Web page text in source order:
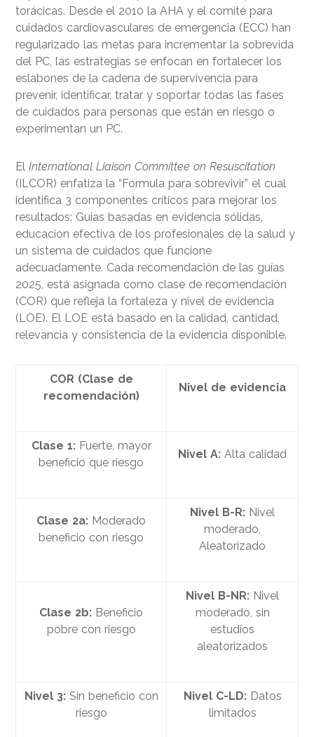
torácicas. Desde el 2010 la AHA y el comité para
cuidados cardiovasculares de emergencia (ECC) han
regularizado las metas para incrementar la sobrevida
del PC, las estrategias se enfocan en fortalecer los
eslabones de la cadena de supervivencia para
prevenir, identificar, tratar y soportar todas las fases
de cuidados para personas que están en riesgo o
experimentan un PC.
El International Liaison Committee on Resuscitation
(ILCOR) enfatiza la “Formula para sobrevivir” el cual
identifica 3 componentes críticos para mejorar los
resultados: Guias basadas en evidencia sólidas,
educacion efectiva de los profesionales de la salud y
un sistema de cuidados que funcione
adecuadamente. Cada recomendación de las guías
2025, está asignada como clase de recomendación
(COR) que refleja la fortaleza y nivel de evidencia
(LOE). El LOE está basado en la calidad, cantidad,
relevancia y consistencia de la evidencia disponible.
COR (Clase de
recomendación)
Nivel de evidencia
Clase 1:Fuerte, mayor
beneficio que riesgo
Nivel A: Alta calidad
Clase 2a: Moderado
beneficio con riesgo
Nivel B-R: Nivel
moderado,
Aleatorizado
Clase 2b: Beneficio
pobre con riesgo
Nivel B-NR: Nivel
moderado, sin
estudios
aleatorizados
Nivel 3:Sin beneficio con
riesgo
Nivel C-LD:Datos
limitados